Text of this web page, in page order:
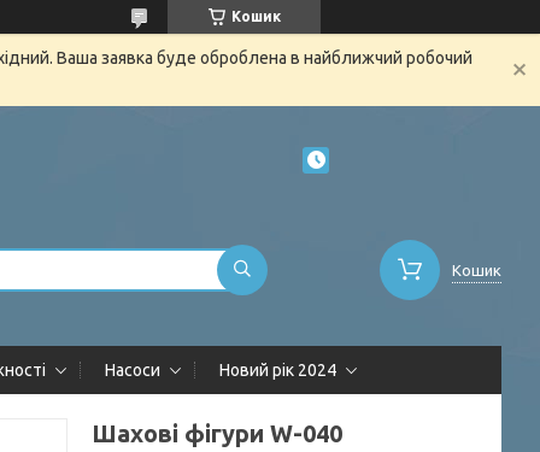
Кошик
Ваша заявка буде оброблена в найближчий робочий
Кошик
Насоси Новий рік 2024
Шахові фігури W-040